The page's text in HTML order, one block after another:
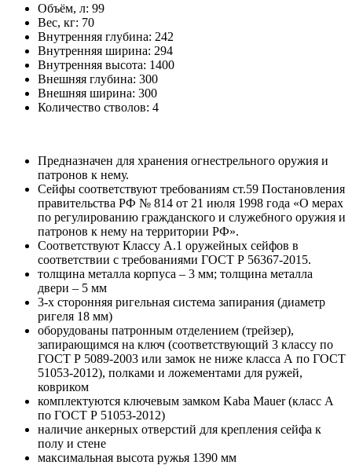
Объём, л: 99
Вес, кг: 70
Внутренняя глубина: 242
Внутренняя ширина: 294
Внутренняя высота: 1400
Внешняя глубина: 300
Внешняя ширина: 300
Количество стволов: 4
Предназначен для хранения огнестрельного оружия и
патронов к нему.
Сейфы соответствуют требованиям ст.59 Постановления
правительства РФ № 814 от 21 июля 1998 года «О мерах
по регулированию гражданского и служебного оружия и
патронов к нему на территории РФ».
Соответствуют Классу А.1 оружейных сейфов в
соответствии с требованиями ГОСТ Р 56367-2015.
толщина металла корпуса – 3 мм; толщина металла
двери – 5 мм
3-х сторонняя ригельная система запирания (диаметр
ригеля 18 мм)
оборудованы патронным отделением (трейзер),
запирающимся на ключ (соответствующий 3 классу по
ГОСТ Р 5089-2003 или замок не ниже класса А по ГОСТ
51053-2012), полками и ложементами для ружей,
ковриком
комплектуются ключевым замком Kaba Mauer (класс А
по ГОСТ Р 51053-2012)
наличие анкерных отверстий для крепления сейфа к
полу и стене
максимальная высота ружья 1390 мм